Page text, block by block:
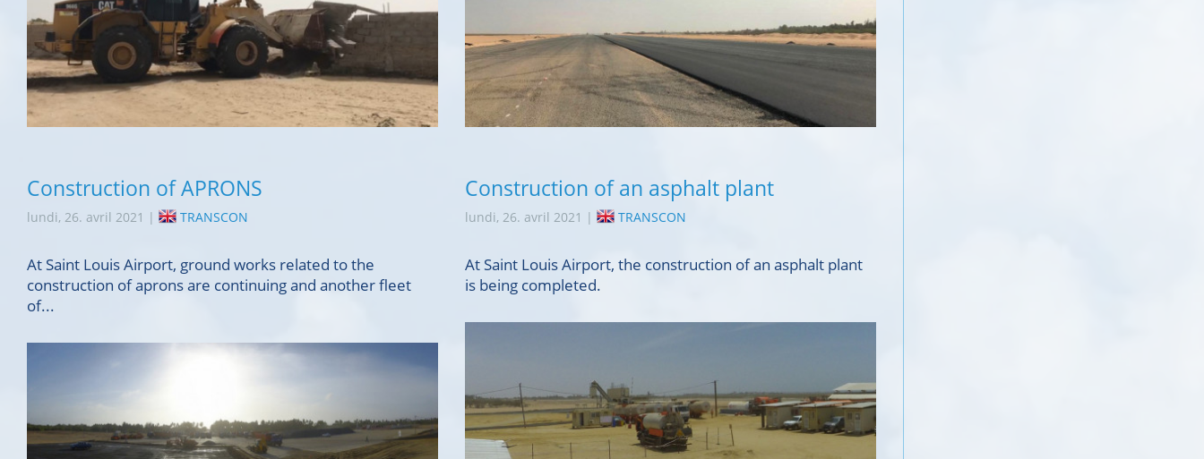
Construction of APRONS
lundi, 26. avril 2021 | TRANSCON
At Saint Louis Airport, ground works related to the
construction of aprons are continuing and another fleet
of...
Construction of an asphalt plant
lundi, 26. avril 2021 | TRANSCON
At Saint Louis Airport, the construction of an asphalt plant
is being completed.